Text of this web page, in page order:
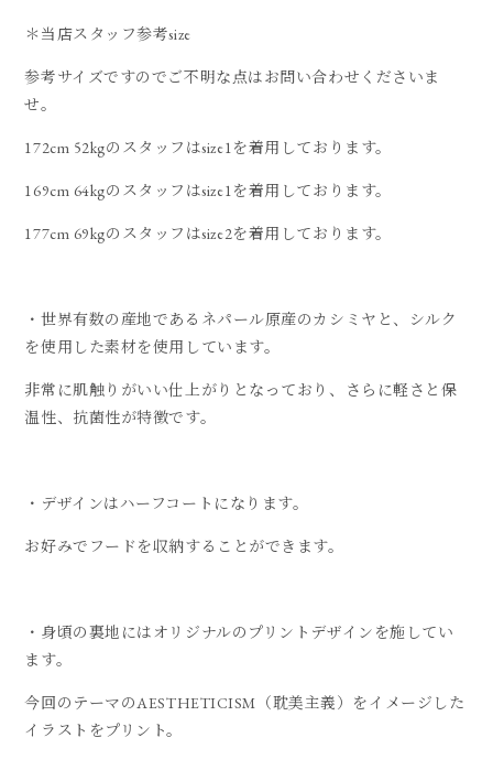
＊当店スタッフ参考size
参考サイズですのでご不明な点はお問い合わせくださいま
せ。
172cm 52kgのスタッフはsize1を着用しております。
169cm 64kgのスタッフはsize1を着用しております。
177cm 69kgのスタッフはsize2を着用しております。
・世界有数の産地であるネパール原産のカシミヤと、シルク
を使用した素材を使用しています。
非常に肌触りがいい仕上がりとなっており、さらに軽さと保
温性、抗菌性が特徴です。
・デザインはハーフコートになります。
お好みでフードを収納することができます。
・身頃の裏地にはオリジナルのプリントデザインを施してい
ます。
今回のテーマのAESTHETICISM（耽美主義）をイメージした
イラストをプリント。